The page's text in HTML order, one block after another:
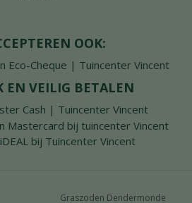
OOK:
EN VEILIG BETALEN
Graszoden Dendermonde